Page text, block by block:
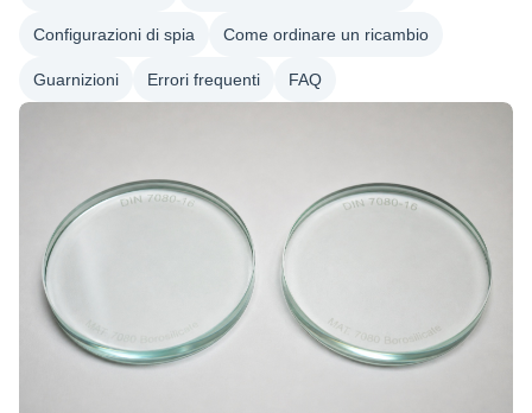
Configurazioni di spia Come ordinare un ricambio
Guarnizioni Errori frequenti FAQ